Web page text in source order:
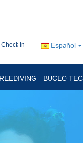
Español
Check In
BUCEO TEC